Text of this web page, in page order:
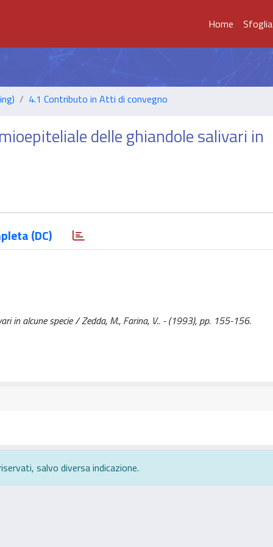
Home Sfoglia
4.1 Contributo in Atti di convegno
delle ghiandole salivari in
(DC)
in alcune specie / Zedda, M., Farina, V.. - (1993), pp. 155-156.
salvo diversa indicazione.